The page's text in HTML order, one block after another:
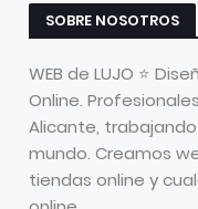
SOBRE NOSOTROS
WEB de LUJO ⭐
Online.
Alicante,
mundo. Creamos
tiendas online y